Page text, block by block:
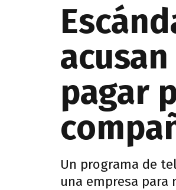
pagar
Un programa de
una empresa